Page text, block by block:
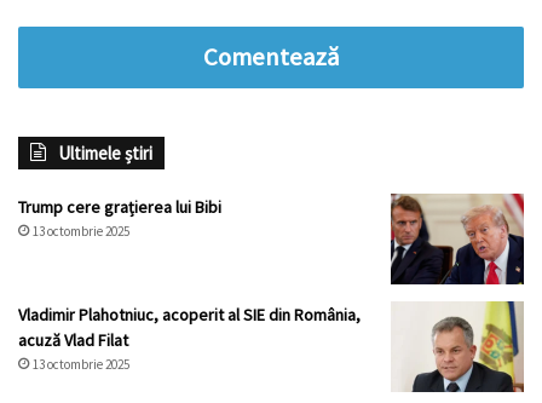
Comentează
Ultimele știri
Trump cere grațierea lui Bibi
13 octombrie 2025
Vladimir Plahotniuc, acoperit al SIE din România,
acuză Vlad Filat
13 octombrie 2025